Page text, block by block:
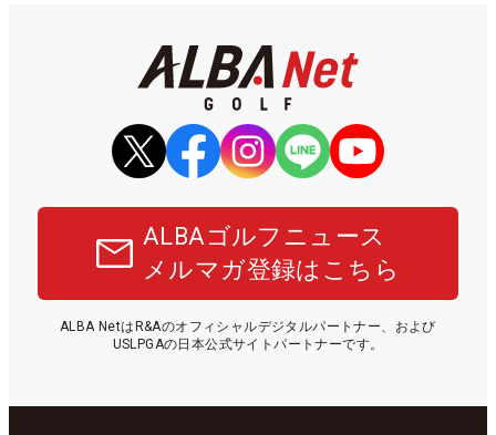
ALBAゴルフニュース
メルマガ登録はこちら
ALBA NetはR&Aのオフィシャルデジタルパートナー、および
USLPGAの日本公式サイトパートナーです。